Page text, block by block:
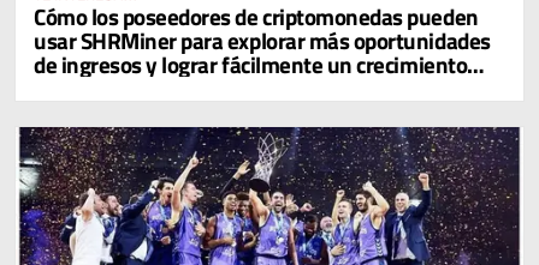
Cómo los poseedores de criptomonedas pueden
usar SHRMiner para explorar más oportunidades
de ingresos y lograr fácilmente un crecimiento
diario del 4% en sus activos digitales